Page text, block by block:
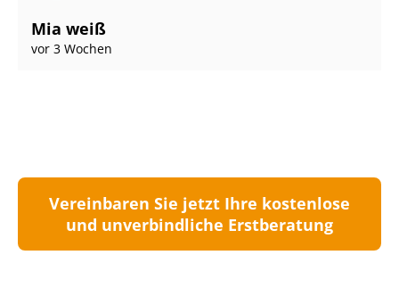
Mia weiß
vor 3 Wochen
Vereinbaren Sie jetzt Ihre kostenlose
und unverbindliche Erstberatung